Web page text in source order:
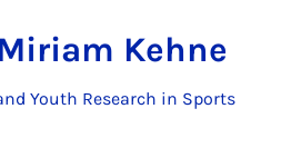
Kehne
Youth Research in Sports